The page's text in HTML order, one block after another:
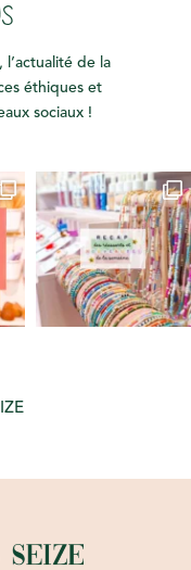
l’actualité de la
éthiques et
sociaux !